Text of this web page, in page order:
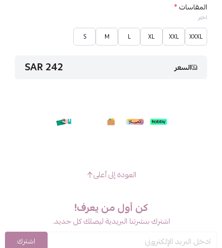
المقاسات*
اختر
XXXL
XXL
XL
L
M
S
السعر 242 SAR
العودة إلى أعلى
كن أول من يعرف!
اشترك بنشرتنا البريدية ليصلك كل جديد.
اشترك